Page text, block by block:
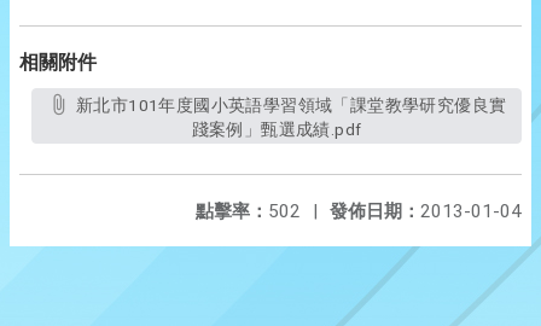
相關附件
踐案例」甄選成績.pdf
發佈日期： 2013-01-04
點擊率： 502 |